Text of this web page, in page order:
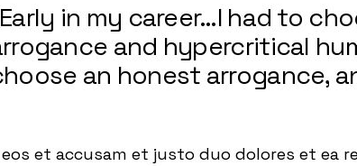
in my career…I had to
and hypercritical
an honest arrogance,
et accusam et justo duo dolores et ea